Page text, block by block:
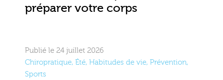
préparer votre corps
Publié le 24 juillet 2026
Chiropratique, Été, Habitudes de vie, Prévention,
Sports